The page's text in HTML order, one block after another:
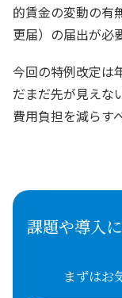
的賃金の変動の有
更届）の届出が必
今回の特例改定は
だまだ先が見えな
費用負担を減らす
課題や導入
まずはお